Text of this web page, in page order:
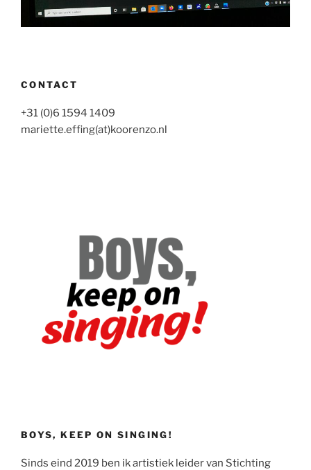
CONTACT
+31 (0)6 1594 1409
mariette.effing(at)koorenzo.nl
BOYS, KEEP ON SINGING!
Sinds eind 2019 ben ik artistiek leider van Stichting